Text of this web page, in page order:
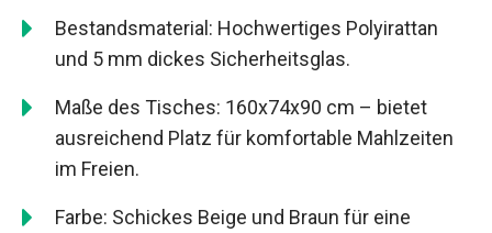
Bestandsmaterial: Hochwertiges Polyirattan
und 5 mm dickes Sicherheitsglas.
Maße des Tisches: 160x74x90 cm – bietet
ausreichend Platz für komfortable Mahlzeiten
im Freien.
Farbe: Schickes Beige und Braun für eine